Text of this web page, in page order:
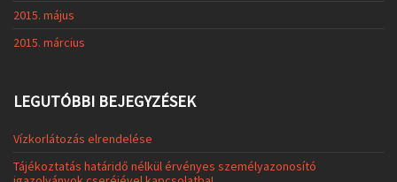
2015. május
2015. március
LEGUTÓBBI BEJEGYZÉSEK
Vízkorlátozás elrendelése
Tájékoztatás határidő nélkül érvényes személyazonosító